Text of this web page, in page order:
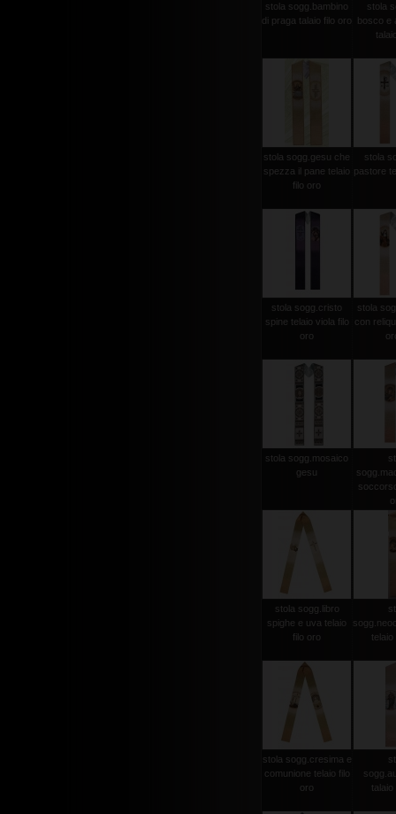
stola sogg.bambino
di praga talaio filo oro
stola
bosco e
stola sogg.gesu che
spezza il pane telaio
filo oro
stola
pastore
stola sogg.cristo
spine telaio viola filo
oro
stola
con
stola sogg.mosaico
gesu
stola sogg.libro
spighe e uva telaio
filo oro
telaio
stola sogg.cresima e
comunione telaio filo
oro
talaio